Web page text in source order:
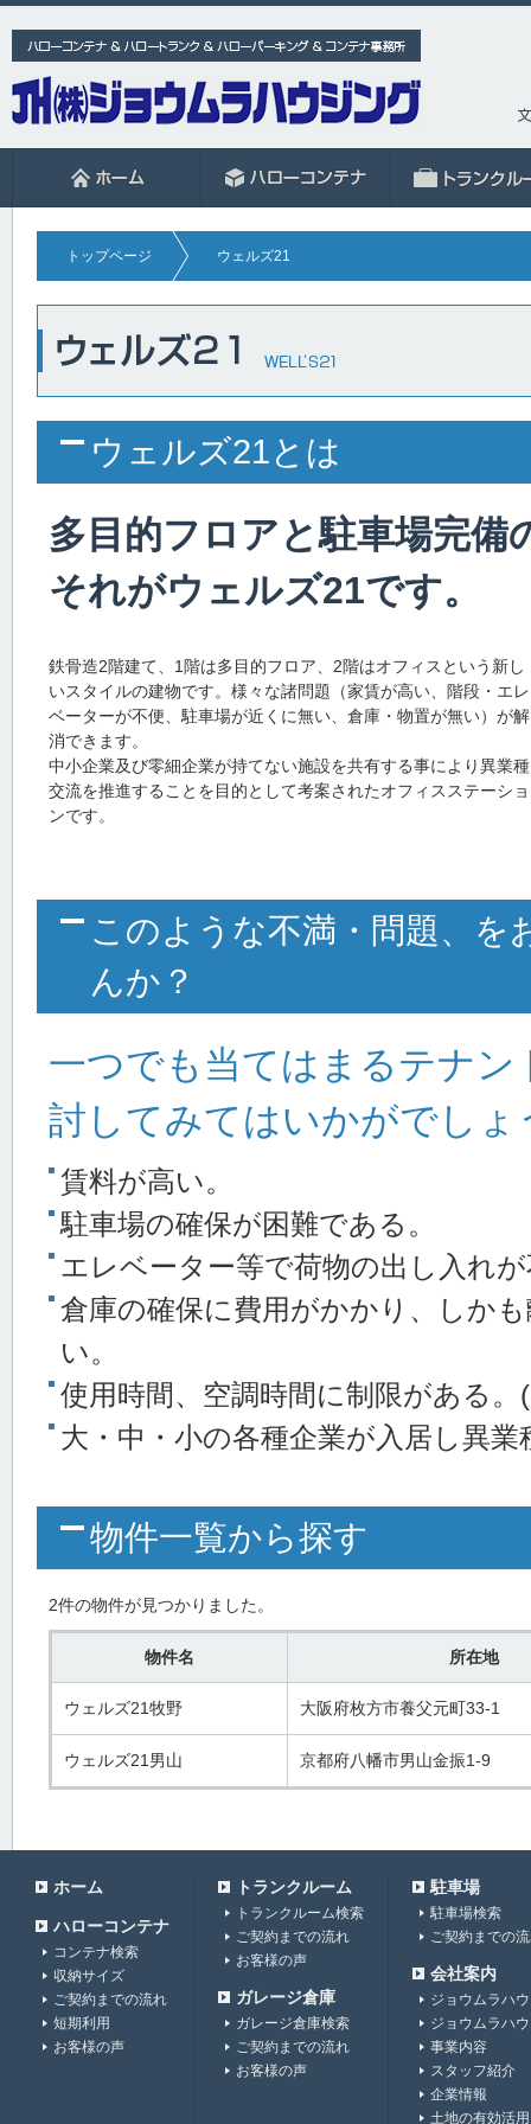
トップページ ウェルズ21
ウェルズ21とは
多目的フロアと駐車場完備
それがウェルズ21です。
鉄骨造2階建て、1階は多目的フロア、2階はオフィスという新し
いスタイルの建物です。様々な諸問題（家賃が高い、階段・エレ
ベーターが不便、駐車場が近くに無い、倉庫・物置が無い）が解
消できます。
中小企業及び零細企業が持てない施設を共有する事により異業種
交流を推進することを目的として考案されたオフィスステーショ
ンです。
このような不満・問題、を
んか？
一つでも当てはまるテナン
討してみてはいかがでしょ
賃料が高い。
駐車場の確保が困難である。
エレベーター等で荷物の出し入れ
倉庫の確保に費用がかかり、しか
い。
使用時間、空調時間に制限がある
大・中・小の各種企業が入居し異
物件一覧から探す
2件の物件が見つかりました。
物件名 所在地
ウェルズ21牧野 大阪府枚方市養父元町33-1
ウェルズ21男山 京都府八幡市男山金振1-9
ホーム
ハローコンテナ
コンテナ検索
収納サイズ
ご契約までの流れ
短期利用
お客様の声
トランクルーム
トランクルーム検索
ご契約までの流れ
お客様の声
ガレージ倉庫
ガレージ倉庫検索
ご契約までの流れ
お客様の声
駐車場
駐車場検索
ご契約までの
会社案内
ジョウムラハ
ジョウムラハ
事業内容
スタッフ紹介
企業情報
土地の有効活用